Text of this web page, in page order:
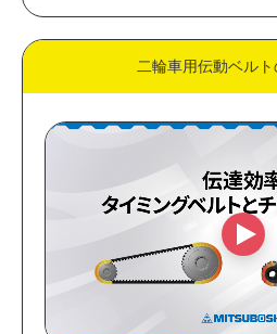
二輪車用伝動ベル